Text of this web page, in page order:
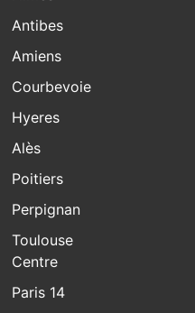
Antibes
Amiens
Courbevoie
Hyeres
Alès
Poitiers
Perpignan
Toulouse
Centre
Paris 14